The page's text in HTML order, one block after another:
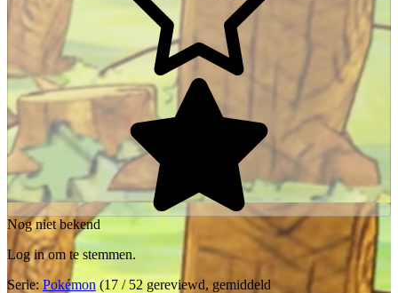
Nog niet bekend
Log in om te stemmen.
Serie: Pokémon (17 / 52 gereviewd, gemiddeld